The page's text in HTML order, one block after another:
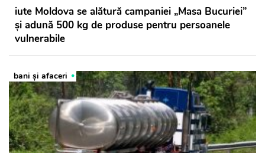
iute Moldova se alătură campaniei „Masa Bucuriei”
și adună 500 kg de produse pentru persoanele
vulnerabile
bani și afaceri